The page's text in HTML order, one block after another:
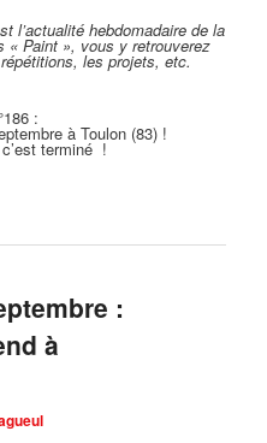
l’actualité hebdomadaire de la
« Paint », vous y retrouverez
les projets, etc.
:
à Toulon (83) !
terminé !
:
à